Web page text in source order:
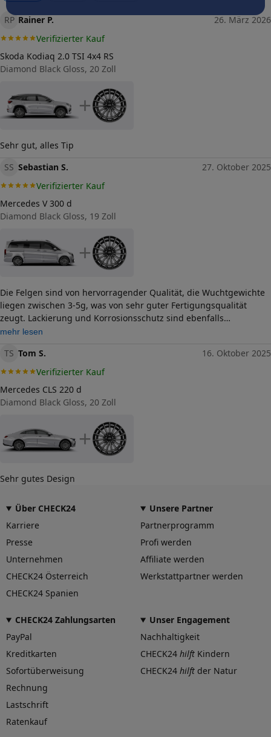
Größe (in Zoll)
Lochkreis (Anzahl der Löcher)
Lochkreis-Durchmesser (in mm)
mm)
850
Allgemeine Produktsicherheit
Herstellerkontakt
RP Rainer P.
26. März 2026
Verifizierter Kauf
Skoda Kodiaq 2.0 TSI 4x4 RS
Diamond Black Gloss, 20 Zoll
+
Sehr gut, alles Tip
SS Sebastian S.
27. Oktober 2025
Verifizierter Kauf
Mercedes V 300 d
Diamond Black Gloss, 19 Zoll
+
Die Felgen sind von hervorragender Qualität, die Wuchtgewichte
liegen zwischen 3-5g, was von sehr guter Fertigungsqualität
zeugt. Lackierung und Korrosionsschutz sind ebenfalls
hervorragend - auch beim Aufziehen der Reifen durch die
bin voll und ganz zufrieden!
mehr lesen
TS Tom S.
16. Oktober 2025
Verifizierter Kauf
Mercedes CLS 220 d
Diamond Black Gloss, 20 Zoll
+
Sehr gutes Design
Über CHECK24
Karriere
Presse
Unternehmen
CHECK24 Österreich
CHECK24 Spanien
Unsere Partner
Partnerprogramm
Profi werden
Affiliate werden
Werkstattpartner werden
CHECK24 Zahlungsarten
PayPal
Kreditkarten
Sofortüberweisung
Rechnung
Lastschrift
Ratenkauf
Unser Engagement
Nachhaltigkeit
CHECK24 hilft Kindern
CHECK24 hilft der Natur